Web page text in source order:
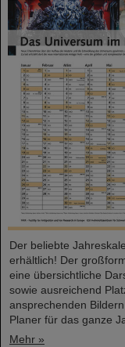
Der beliebte
erhältlich! Der
eine übersichtliche
sowie ausreichend
ansprechenden
Planer für das ganze
Mehr »